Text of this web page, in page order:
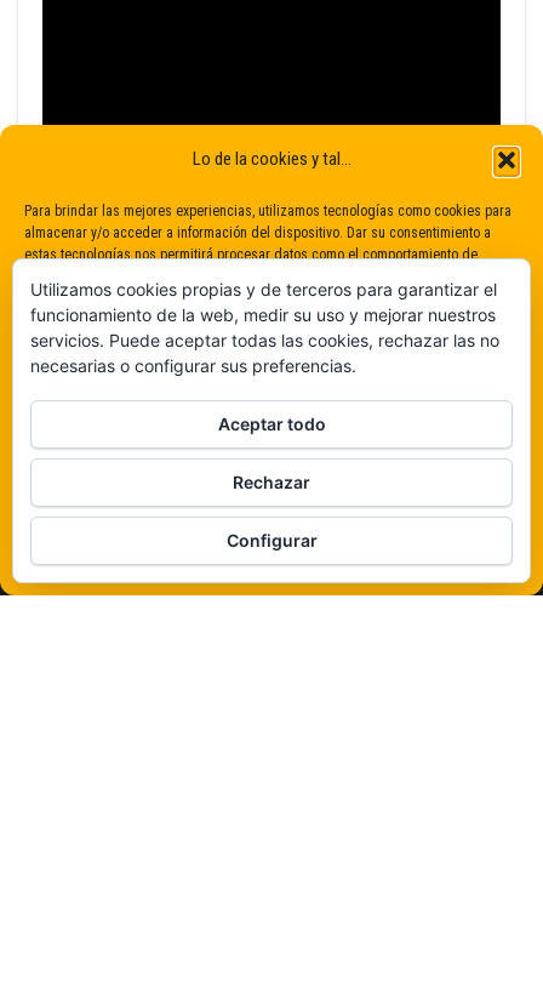
Lo de la cookies y tal...
Para brindar las mejores experiencias, utilizamos tecnologías como cookies para
almacenar y/o acceder a información del dispositivo. Dar su consentimiento a
estas tecnologías nos permitirá procesar datos como el comportamiento de
consentimiento puede afectar negativamente a determinadas características y
funciones.
De ninguna manera
Veámos que hay aquí
Política de cookies
Funciona gracias aWordPress |Tema:Envo Magazine
Utilizamos cookies propias y de terceros para garantizar el
funcionamiento de la web, medir su uso y mejorar nuestros
servicios. Puede aceptar todas las cookies, rechazar las no
necesarias o configurar sus preferencias.
Aceptar todo
Rechazar
Configurar